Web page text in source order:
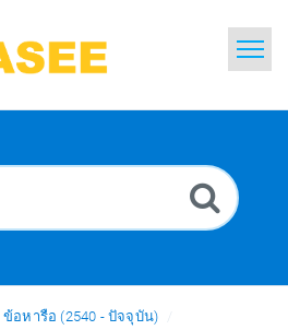
ข้อหารือ (2540 - ปัจจุบัน)